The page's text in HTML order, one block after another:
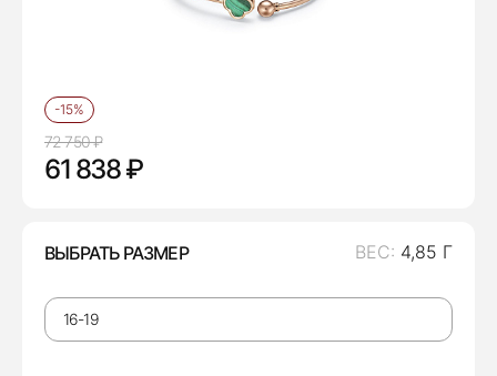
72 750 ₽
-15%
61 838 ₽
ВЕС: 4,85 Г
ВЫБРАТЬ РАЗМЕР